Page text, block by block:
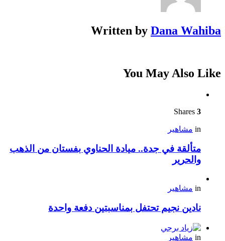
Written by Dana Wahiba
You May Also Like
3
in مشاهير
متألقة في جدة.. ميادة الحناوي بفستان من الذهب
والحرير
in مشاهير
نادين نجيم تحتفل بمناسبتين دفعة واحدة
in مشاهير